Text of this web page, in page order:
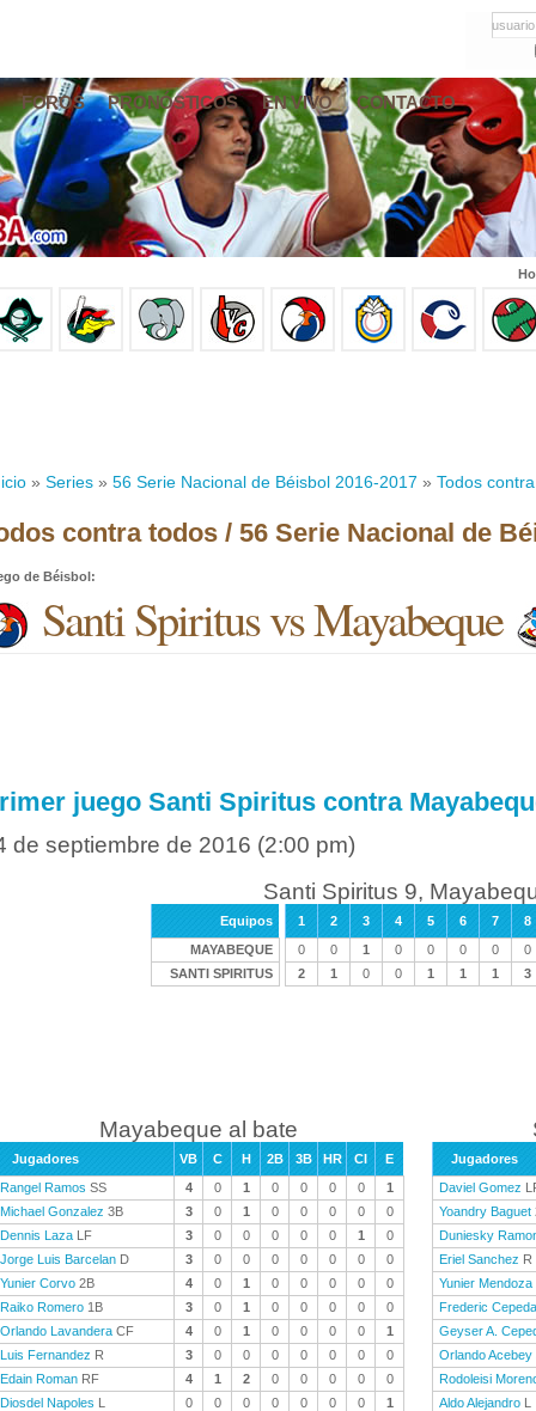
FOROS PRONÓSTICOS EN VIVO CONTACTO
» Series » 56 Serie Nacional de Béisbol 2016-2017 » Todos
contra todos / 56 Serie Nacional de
de Béisbol:
Santi Spiritus vs Mayabeque
juego Santi Spiritus contra
de septiembre de 2016 (2:00 pm)
Santi Spiritus 9,
Equipos 1 2 3 4 5 6 7 8
MAYABEQUE
0 0 1 0 0 0 0 0
SANTI SPIRITUS
2 1 0 0 1 1 1 3
Mayabeque al bate
Jugadores VB C H 2B 3B HR CI
E
Rangel Ramos SS 4 0 1 0 0 0 0
1
Michael Gonzalez 3B 3 0 1 0 0 0 0
0
Dennis Laza LF 3 0 0 0 0 0 1
0
Jorge Luis Barcelan D 3 0 0 0 0 0 0
0
Yunier Corvo 2B 4 0 1 0 0 0 0
0
Raiko Romero 1B 3 0 1 0 0 0 0
0
Orlando Lavandera CF 4 0 1 0 0 0 0
1
Luis Fernandez R 3 0 0 0 0 0 0
0
Edain Roman RF 4 1 2 0 0 0 0
0
Diosdel Napoles L 0 0 0 0 0 0 0
1
Jugadores
Daviel Gomez
Yoandry Baguet
Duniesky
Eriel Sanchez R
Yunier Mendoza
Frederic Cepeda
Geyser A.
Orlando Acebey
Rodoleisi
Aldo Alejandro L